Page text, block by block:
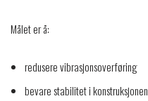
Målet er å:
redusere vibrasjonsoverføring
bevare stabilitet i konstruksjonen